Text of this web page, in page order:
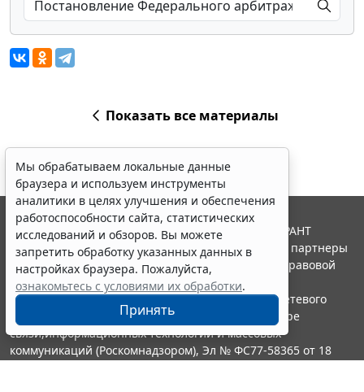
Показать все материалы
Мы обрабатываем локальные данные
браузера и используем инструменты
аналитики в целях улучшения и обеспечения
работоспособности сайта, статистических
исследований и обзоров. Вы можете
запретить обработку указанных данных в
настройках браузера. Пожалуйста,
ознакомьтесь с условиями их обработки.
Принять
© ООО "НПП "ГАРАНТ-СЕРВИС", 2026. Система ГАРАНТ
выпускается с 1990 года. Компания "Гарант" и ее партнеры
являются участниками Российской ассоциации правовой
информации ГАРАНТ.
Портал ГАРАНТ.РУ зарегистрирован в качестве сетевого
издания Федеральной службой по надзору в сфере
связи,информационных технологий и массовых
коммуникаций (Роскомнадзором), Эл № ФС77-58365 от 18